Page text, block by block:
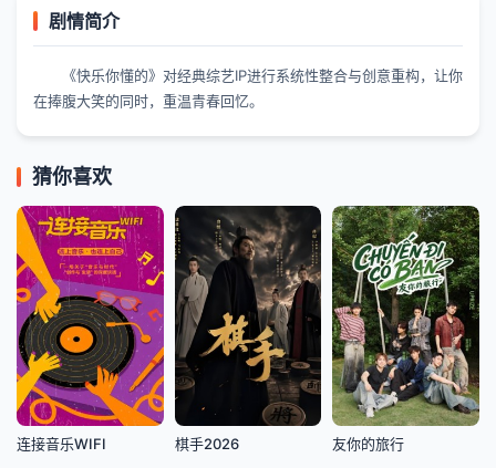
剧情简介
《快乐你懂的》对经典综艺IP进行系统性整合与创意重构，让你
在捧腹大笑的同时，重温青春回忆。
猜你喜欢
连接音乐WIFI 棋手2026 友你的旅行